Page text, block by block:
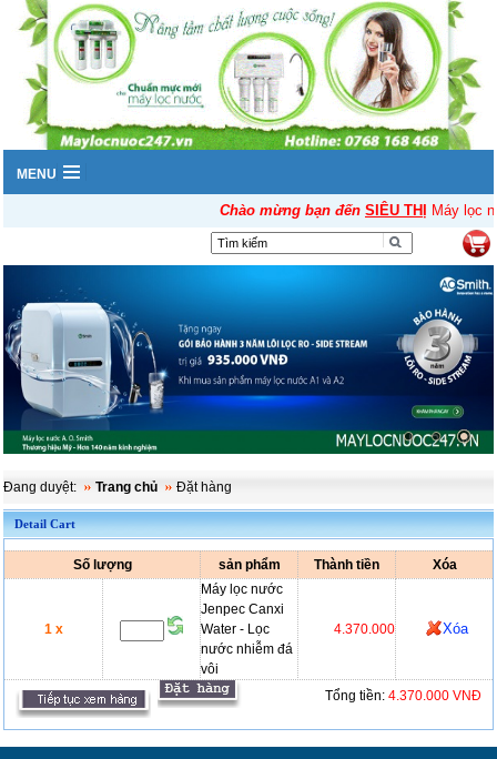
MENU
▼
Chào mừng bạn đếnSIÊU THỊ Máy lọc
Đang duyệt: Trang chủ Đặt hàng
Detail Cart
Số lượng sản phẩm Thành tiền Xóa
1 x
Máy lọc nước
Jenpec Canxi
Water - Lọc
nước nhiễm đá
vôi
4.370.000 Xóa
Tổng tiền: 4.370.000 VNĐ